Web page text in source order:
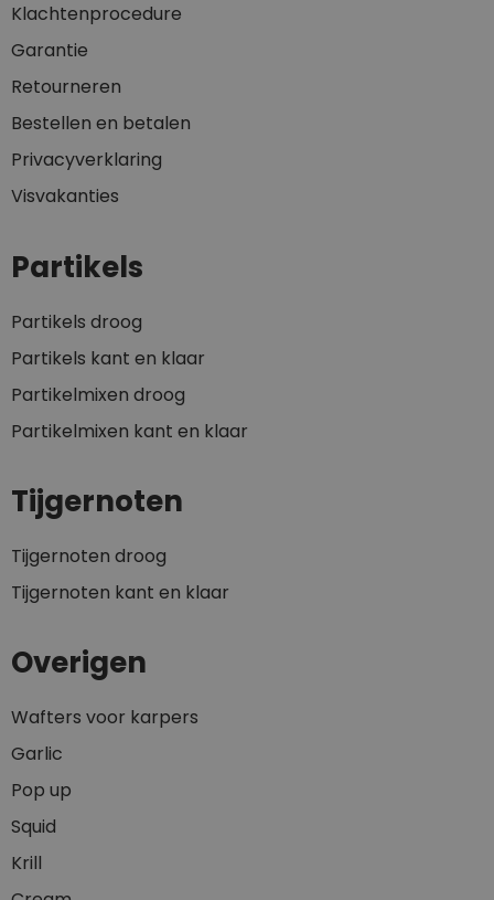
Klachtenprocedure
Garantie
Retourneren
Bestellen en betalen
Privacyverklaring
Visvakanties
Partikels
Partikels droog
Partikels kant en klaar
Partikelmixen droog
Partikelmixen kant en klaar
Tijgernoten
Tijgernoten droog
Tijgernoten kant en klaar
Overigen
Wafters voor karpers
Garlic
Pop up
Squid
Krill